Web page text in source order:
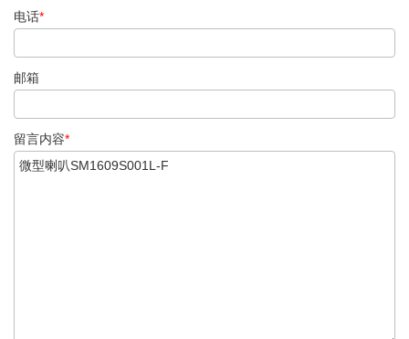
电话*
邮箱
留言内容*